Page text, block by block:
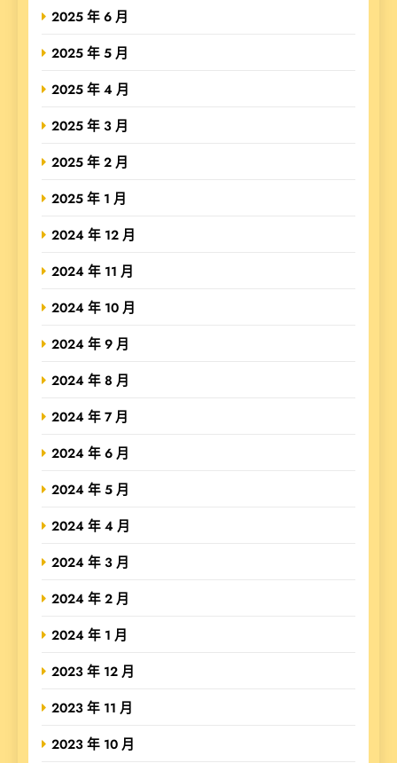
2025 年 6 月
2025 年 5 月
2025 年 4 月
2025 年 3 月
2025 年 2 月
2025 年 1 月
2024 年 12 月
2024 年 11 月
2024 年 10 月
2024 年 9 月
2024 年 8 月
2024 年 7 月
2024 年 6 月
2024 年 5 月
2024 年 4 月
2024 年 3 月
2024 年 2 月
2024 年 1 月
2023 年 12 月
2023 年 11 月
2023 年 10 月